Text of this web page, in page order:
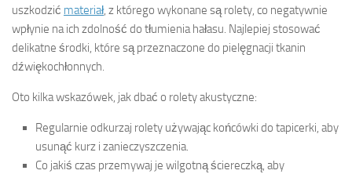
uszkodzić materiał, z którego wykonane są rolety, co negatywnie
wpłynie na ich zdolność do tłumienia hałasu. Najlepiej stosować
delikatne środki, które są przeznaczone do pielęgnacji tkanin
dźwiękochłonnych.
Oto kilka wskazówek, jak dbać o rolety akustyczne:
Regularnie odkurzaj rolety używając końcówki do tapicerki, aby
usunąć kurz i zanieczyszczenia.
Co jakiś czas przemywaj je wilgotną ściereczką, aby